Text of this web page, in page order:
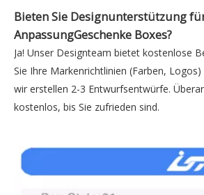
Bieten Sie Designunterstützung
AnpassungGeschenke Boxes?
Ja! Unser Designteam bietet kostenlose
Sie Ihre Markenrichtlinien (Farben,
wir erstellen 2-3 Entwurfsentwürfe.
kostenlos, bis Sie zufrieden sind.